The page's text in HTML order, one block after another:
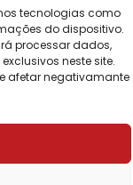
tecnologias como
do dispositivo.
processar dados,
neste site.
afetar negativamante
Todos os